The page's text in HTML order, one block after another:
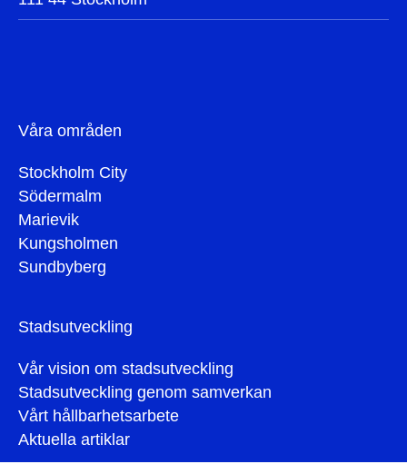
Våra områden
Stockholm City
Södermalm
Marievik
Kungsholmen
Sundbyberg
Stadsutveckling
Vår vision om stadsutveckling
Stadsutveckling genom samverkan
Vårt hållbarhetsarbete
Aktuella artiklar